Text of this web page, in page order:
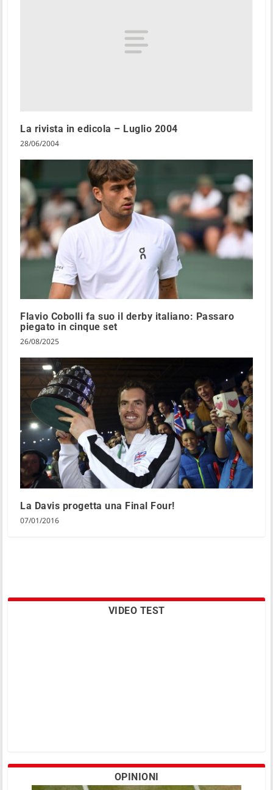
La rivista in edicola – Luglio 2004
28/06/2004
Flavio Cobolli fa suo il derby italiano: Passaro
piegato in cinque set
26/08/2025
La Davis progetta una Final Four!
07/01/2016
VIDEO TEST
OPINIONI